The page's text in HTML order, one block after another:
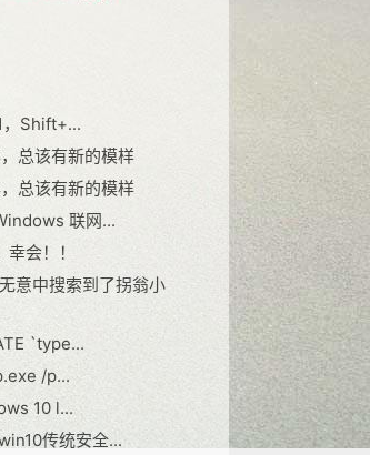
，Shift+...
总该有新的模样
总该有新的模样
联网...
幸会！！
意中搜索到了拐翁小
`type...
/p...
10 l...
传统安全...